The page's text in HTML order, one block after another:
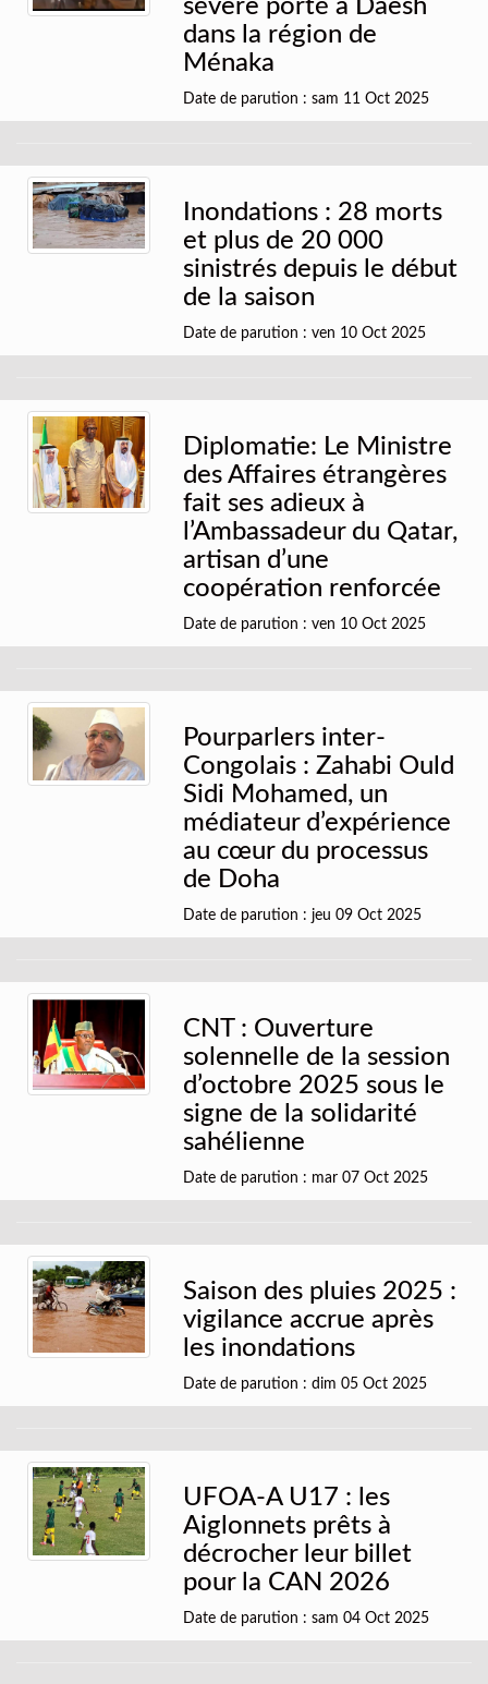
sévère porté à Daesh
dans la région de
Ménaka
Date de parution : sam 11 Oct 2025
Inondations : 28 morts
et plus de 20 000
sinistrés depuis le début
de la saison
Date de parution : ven 10 Oct 2025
Diplomatie: Le Ministre
des Affaires étrangères
fait ses adieux à
l’Ambassadeur du Qatar,
artisan d’une
coopération renforcée
Date de parution : ven 10 Oct 2025
Pourparlers inter-
Congolais : Zahabi Ould
Sidi Mohamed, un
médiateur d’expérience
au cœur du processus
de Doha
Date de parution : jeu 09 Oct 2025
CNT : Ouverture
solennelle de la session
d’octobre 2025 sous le
signe de la solidarité
sahélienne
Date de parution : mar 07 Oct 2025
Saison des pluies 2025 :
vigilance accrue après
les inondations
Date de parution : dim 05 Oct 2025
UFOA-A U17 : les
Aiglonnets prêts à
décrocher leur billet
pour la CAN 2026
Date de parution : sam 04 Oct 2025